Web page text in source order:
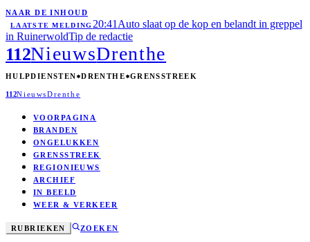
NAAR DE INHOUD
LAATSTE MELDING 20:41 Auto slaat op de kop en belandt in greppel
in RuinerwoldTip de redactie
112NieuwsDrenthe
HULPDIENSTEN DRENTHE GRENSSTREEK
112NieuwsDrenthe
VOORPAGINA
BRANDEN
ONGELUKKEN
GRENSSTREEK
REGIONIEUWS
ARCHIEF
IN BEELD
WEER & VERKEER
RUBRIEKEN ZOEKEN